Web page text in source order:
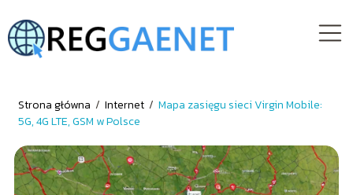
Strona główna / Internet / Mapa zasięgu sieci Virgin Mobile:
5G, 4G LTE, GSM w Polsce